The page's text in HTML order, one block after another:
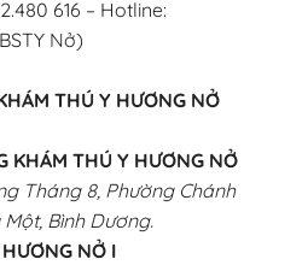
616 – Hotline:
Nở)
THÚ Y HƯƠNG NỞ
KHÁM THÚ Y HƯƠNG NỞ
Tháng 8, Phường Chánh
Bình Dương.
NỞ I